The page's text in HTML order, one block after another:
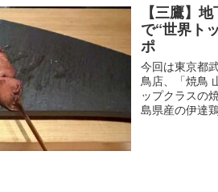
【三鷹】
で“世界ト
ポ
今回は東京都
鳥店、「焼鳥
ップクラスの
島県産の伊達